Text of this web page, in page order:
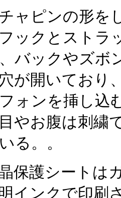
ャピンの形を
ックとストラ
バックやズボ
が開いており
ォンを挿し込
やお腹は刺繍
る。。
保護シートは
インクで印刷